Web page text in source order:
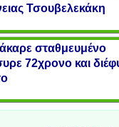
Τσουβελεκάκη
σταθμευμένο
72χρονο και